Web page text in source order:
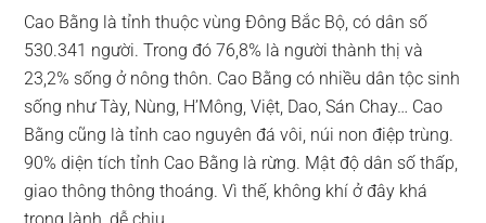
Cao Bằng là tỉnh thuộc vùng Đông Bắc Bộ, có dân số
530.341 người. Trong đó 76,8% là người thành thị và
23,2% sống ở nông thôn. Cao Bằng có nhiều dân tộc sinh
sống như Tày, Nùng, H’Mông, Việt, Dao, Sán Chay… Cao
Bằng cũng là tỉnh cao nguyên đá vôi, núi non điệp trùng.
90% diện tích tỉnh Cao Bằng là rừng. Mật độ dân số thấp,
giao thông thông thoáng. Vì thế, không khí ở đây khá